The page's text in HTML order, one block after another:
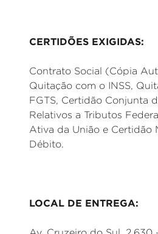
CERTIDÕES EXIGIDAS:
Contrato Social (Cópia
Quitação com o INSS,
FGTS, Certidão Conjunta
Relativos a Tributos
Ativa da União e Certidão
Débito.
LOCAL DE ENTREGA: